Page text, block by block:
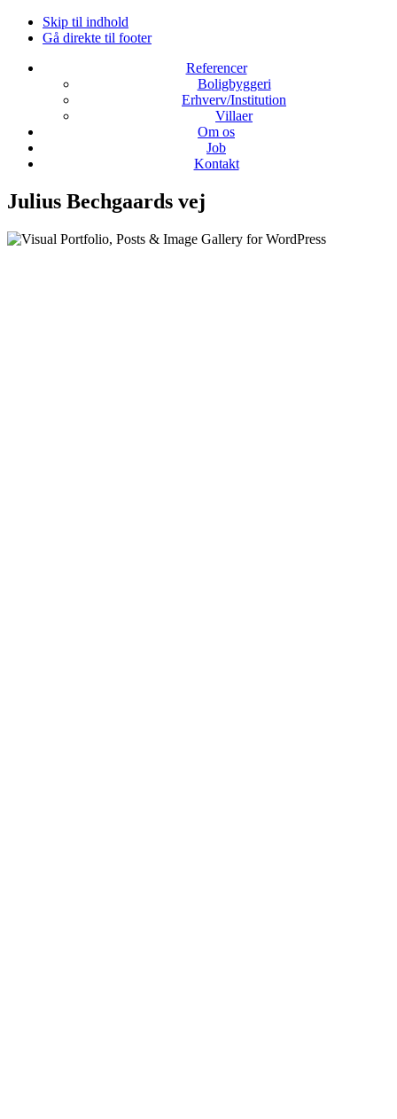
Skip til indhold
Gå direkte til footer
Referencer
Boligbyggeri
Erhverv/Institution
Villaer
Om os
Job
Kontakt
Julius Bechgaards vej